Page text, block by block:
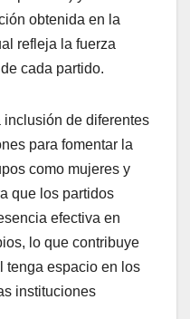
obtenida en la
refleja la fuerza
cada partido.
de diferentes
para fomentar la
como mujeres y
que los partidos
efectiva en
lo que contribuye
tenga espacio en los
instituciones